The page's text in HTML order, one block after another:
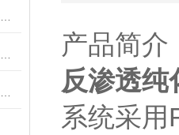
产品简介
反渗透纯
系统采用